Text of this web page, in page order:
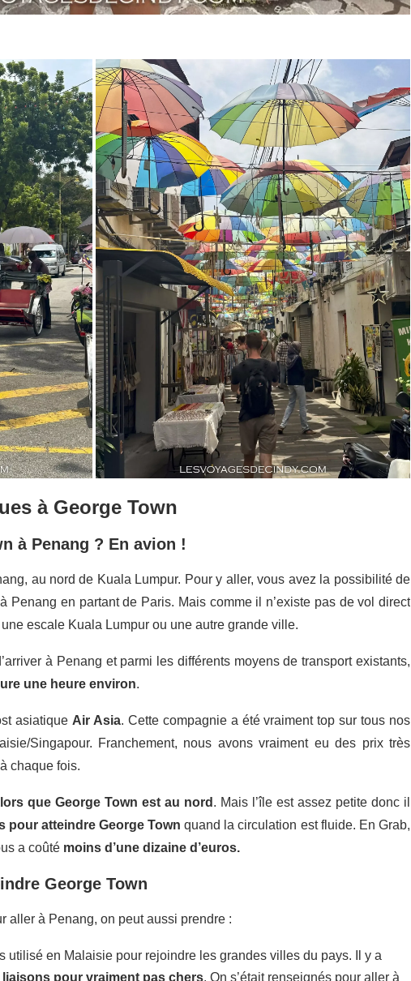
à George Town
à Penang ? En avion !
au nord de Kuala Lumpur. Pour y aller, vous avez la possibilité de
Penang en partant de Paris. Mais comme il n’existe pas de vol direct
escale Kuala Lumpur ou une autre grande ville.
à Penang et parmi les différents moyens de transport existants,
une heure environ.
asiatique Air Asia. Cette compagnie a été vraiment top sur tous nos
Singapour. Franchement, nous avons vraiment eu des prix très
chaque fois.
que George Town est au nord . Mais l’île est assez petite donc il
pour atteindre George Town quand la circulation est fluide. En Grab,
a coûté moins d’une dizaine d’euros.
George Town
aller à Penang, on peut aussi prendre :
utilisé en Malaisie pour rejoindre les grandes villes du pays. Il y a
liaisons pour vraiment pas chers. On s’était renseignés pour aller à